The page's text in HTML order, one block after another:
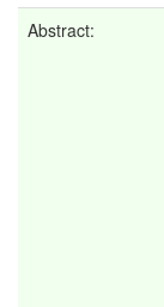
Abstract: